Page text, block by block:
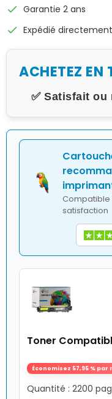
check Garantie 2 ans
check Expédié
ACHETEZ EN
✅ Satisfait
Compatible
satisfaction
Toner
Économisez 57,95 %
Quantité : 2200